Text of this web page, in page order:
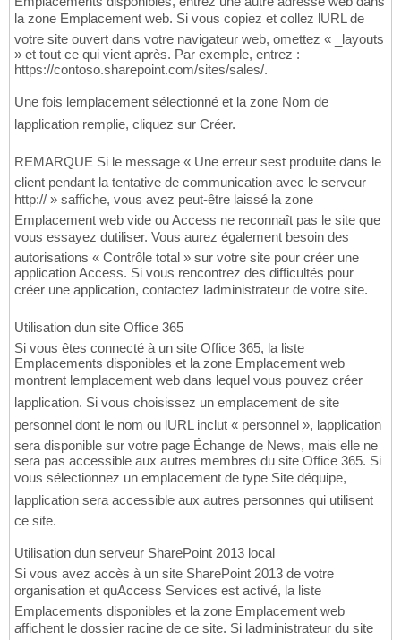
la zone Emplacement web. Si vous copiez et collez lURL de
votre site ouvert dans votre navigateur web, omettez « _layouts
» et tout ce qui vient après. Par exemple, entrez :
https://contoso.sharepoint.com/sites/sales/.
Une fois lemplacement sélectionné et la zone Nom de
lapplication remplie, cliquez sur Créer.
REMARQUE Si le message « Une erreur sest produite dans le
client pendant la tentative de communication avec le serveur
http:// » saffiche, vous avez peut-être laissé la zone
Emplacement web vide ou Access ne reconnaît pas le site que
vous essayez dutiliser. Vous aurez également besoin des
autorisations « Contrôle total » sur votre site pour créer une
application Access. Si vous rencontrez des difficultés pour
créer une application, contactez ladministrateur de votre site.
Utilisation dun site Office 365
Si vous êtes connecté à un site Office 365, la liste
Emplacements disponibles et la zone Emplacement web
montrent lemplacement web dans lequel vous pouvez créer
lapplication. Si vous choisissez un emplacement de site
personnel dont le nom ou lURL inclut « personnel », lapplication
sera disponible sur votre page Échange de News, mais elle ne
sera pas accessible aux autres membres du site Office 365. Si
vous sélectionnez un emplacement de type Site déquipe,
lapplication sera accessible aux autres personnes qui utilisent
ce site.
Utilisation dun serveur SharePoint 2013 local
Si vous avez accès à un site SharePoint 2013 de votre
organisation et quAccess Services est activé, la liste
Emplacements disponibles et la zone Emplacement web
affichent le dossier racine de ce site. Si ladministrateur du site